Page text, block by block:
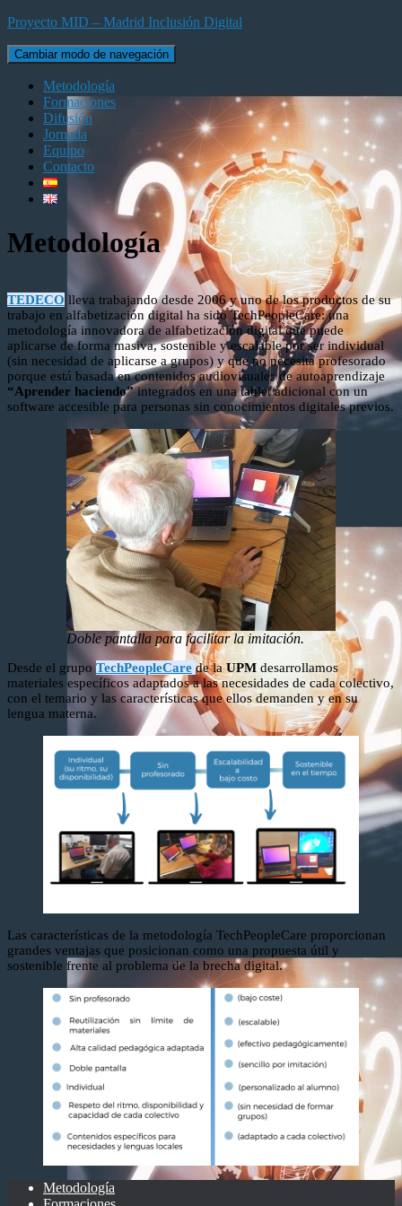
Proyecto MID – Madrid Inclusión Digital
Cambiar modo de navegación
Metodología
Formaciones
Difusión
Jornada
Equipo
Contacto
Metodología
TEDECO lleva trabajando desde 2006 y uno de los productos de su
trabajo en alfabetización digital ha sido TechPeopleCare: una
metodología innovadora de alfabetización digital que puede
aplicarse de forma masiva, sostenible y escalable por ser individual
(sin necesidad de aplicarse a grupos) y que no necesita profesorado
porque está basada en contenidos audiovisuales de autoaprendizaje
“Aprender haciendo”integrados en una tablet adicional con un
software accesible para personas sin conocimientos digitales previos.
Doble pantalla para facilitar la imitación.
Desde el grupoTechPeopleCare de laUPM desarrollamos
materiales específicos adaptados a las necesidades de cada colectivo,
con el temario y las características que ellos demanden y en su
lengua materna.
Las características de la metodología TechPeopleCare proporcionan
grandes ventajas que posicionan como una propuesta útil y
sostenible frente al problema de la brecha digital.
Metodología